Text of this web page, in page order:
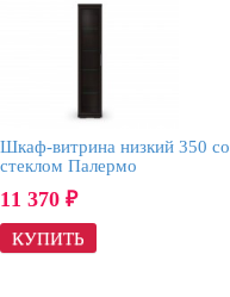
Шкаф-витрина низкий 350 со
стеклом Палермо
11 370 ₽